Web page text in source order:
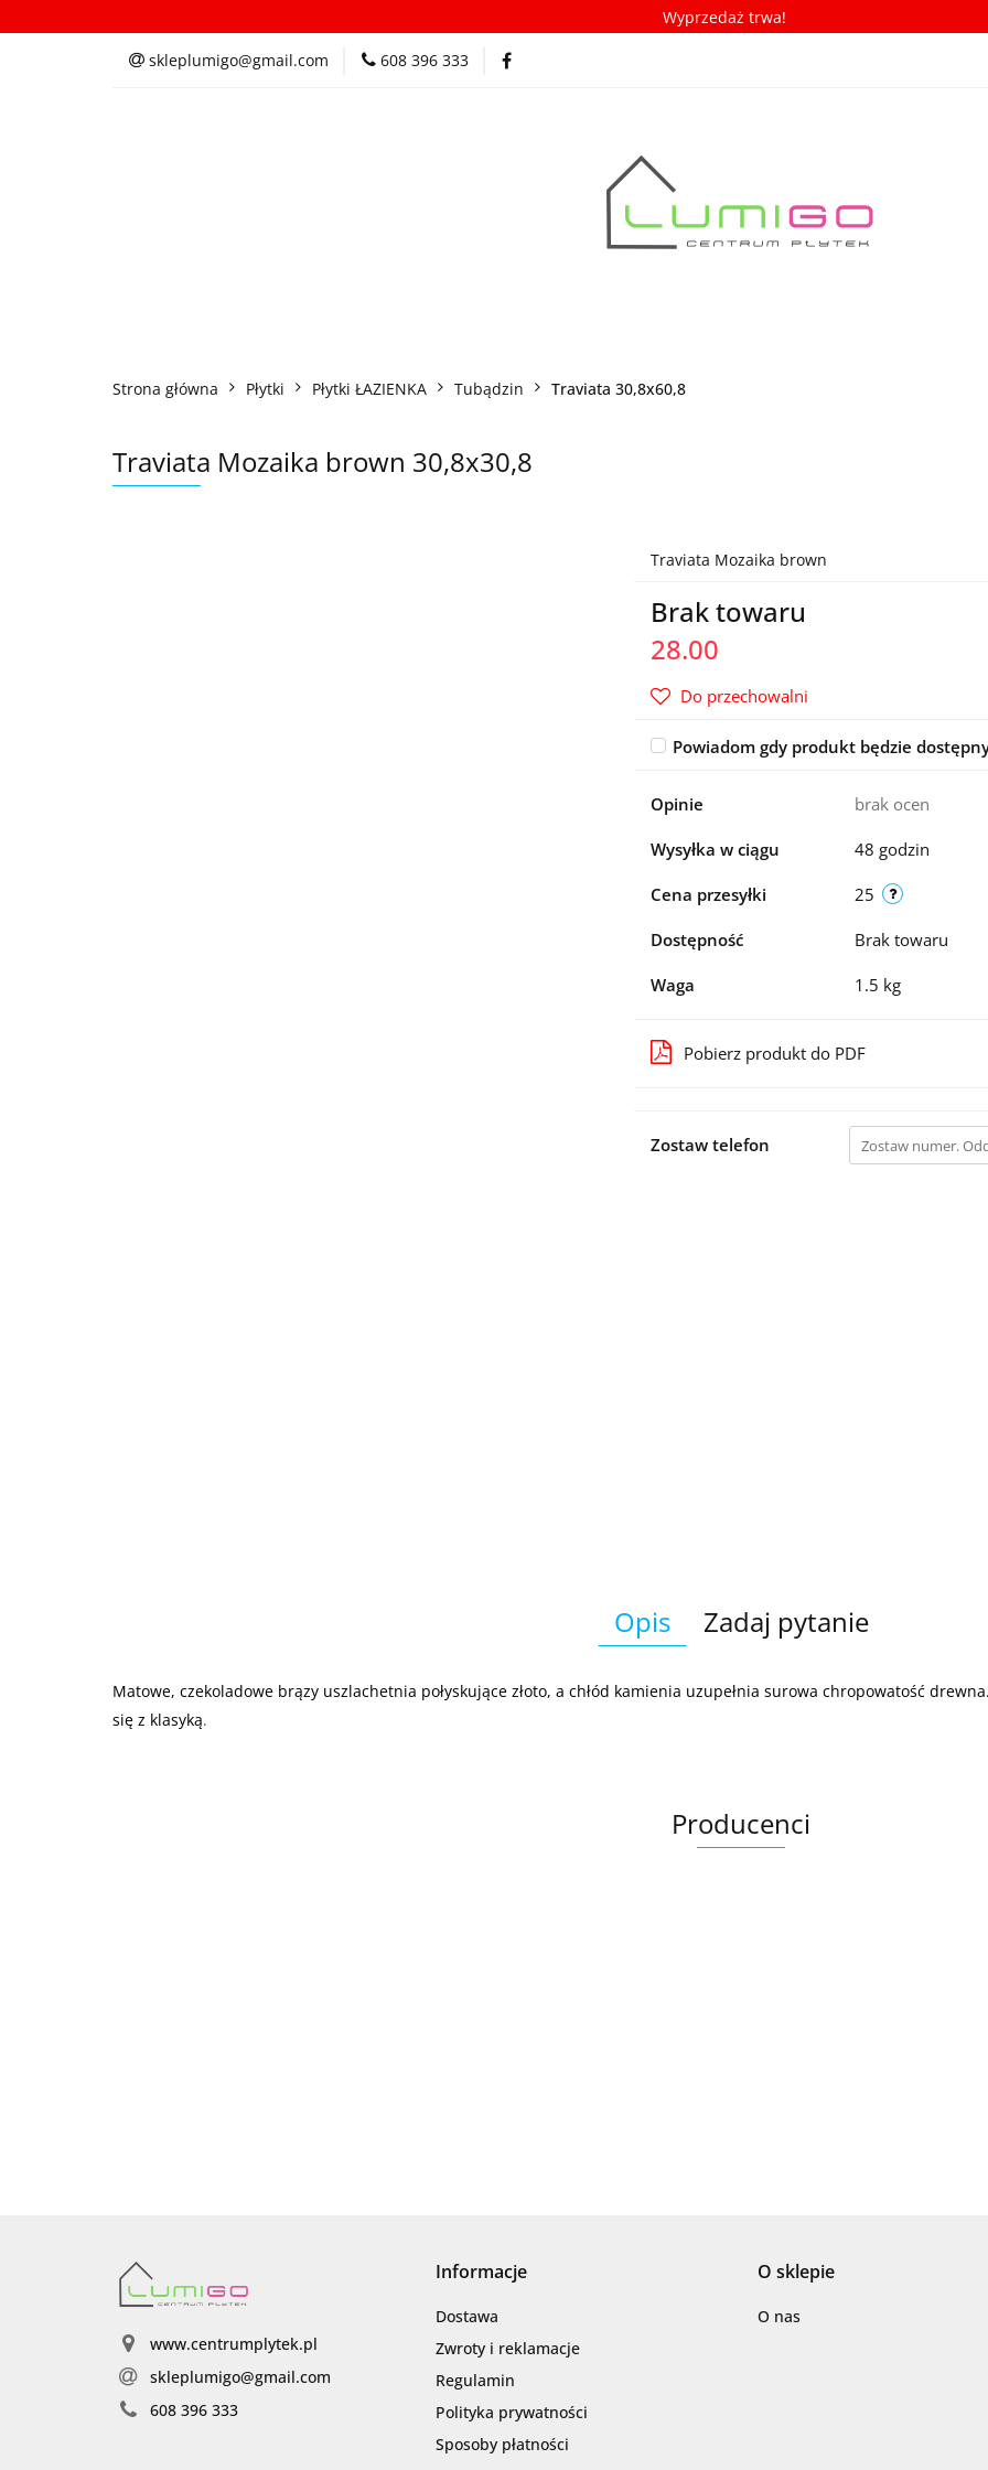
Wyprzedaż trwa!
skleplumigo@gmail.com 608 396 333
Kategorie Inspiracje Porady/ABC płytek Nowości
Strona główna Płytki Płytki ŁAZIENKA Tubądzin Traviata 30,8x60,8
Traviata Mozaika brown 30,8x30,8
Traviata Mozaika brown
Brak towaru
28.00
Do przechowalni
Powiadom gdy produkt będzie
Opinie brak ocen
Wysyłka w ciągu 48 godzin
Cena przesyłki 25
Dostępność Brak towaru
Waga 1.5 kg
Pobierz produkt do PDF
Zostaw telefon
Opis Zadaj pytanie
Matowe, czekoladowe brązy uszlachetnia połyskujące złoto, a chłód kamienia uzupełnia surowa chropowatość
się z klasyką.
Producenci
Barwolf
www.centrumplytek.pl
skleplumigo@gmail.com
608 396 333
Informacje
Dostawa
Zwroty i reklamacje
Regulamin
Polityka prywatności
Sposoby płatności
O sklepie
O nas